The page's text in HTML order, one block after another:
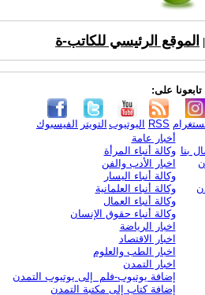
الموقع الرئيسي للكاتب-ة
تابعونا على:
الفيسبوك التويتر اليوتيوب RSS
بنا
أخبار عامة
وكالة أنباء المرأة
اخبار الأدب والفن
وكالة أنباء اليسار
وكالة أنباء العلمانية
وكالة أنباء العمال
وكالة أنباء حقوق الإنسان
اخبار الرياضة
اخبار الاقتصاد
اخبار الطب والعلوم
اخبار التمدن
إضافة يوتيوب-فلم إلى يوتيوب التمدن
إضافة كتاب إلى مكتبة التمدن